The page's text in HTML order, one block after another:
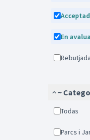
En
Rebutjada
~
Todas
Parcs i